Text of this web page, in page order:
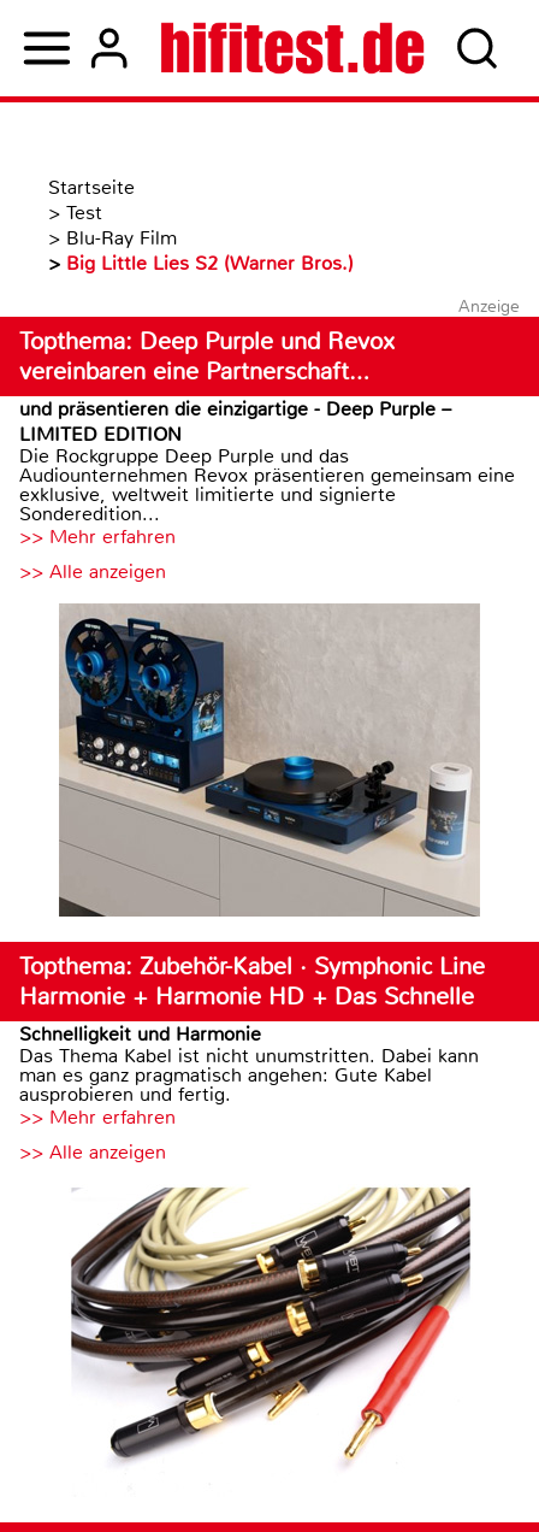
Startseite
> Test
> Blu-Ray Film
> Big Little Lies S2 (Warner Bros.)
Anzeige
Topthema: Deep Purple und Revox
vereinbaren eine Partnerschaft…
und präsentieren die einzigartige - Deep Purple –
LIMITED EDITION
Die Rockgruppe Deep Purple und das
Audiounternehmen Revox präsentieren gemeinsam eine
exklusive, weltweit limitierte und signierte
Sonderedition...
>> Mehr erfahren
>> Alle anzeigen
Topthema: Zubehör-Kabel · Symphonic Line
Harmonie + Harmonie HD + Das Schnelle
Schnelligkeit und Harmonie
Das Thema Kabel ist nicht unumstritten. Dabei kann
man es ganz pragmatisch angehen: Gute Kabel
ausprobieren und fertig.
>> Mehr erfahren
>> Alle anzeigen